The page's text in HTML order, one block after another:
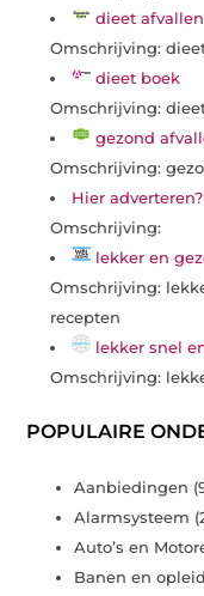
dieet
Omschrijving:
dieet boek
Omschrijving:
gezond
Omschrijving:
Hier
Omschrijving:
lekker en
Omschrijving:
recepten
lekker snel
Omschrijving:
POPULAIRE
Aanbiedingen
Alarmsysteem
Auto’s en
Banen en